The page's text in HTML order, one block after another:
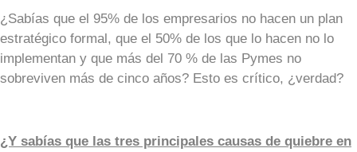
¿Sabías que el 95% de los empresarios no hacen un plan
estratégico formal, que el 50% de los que lo hacen no lo
implementan y que más del 70 % de las Pymes no
sobreviven más de cinco años? Esto es crítico, ¿verdad?
¿Y sabías que las tres principales causas de quiebre en